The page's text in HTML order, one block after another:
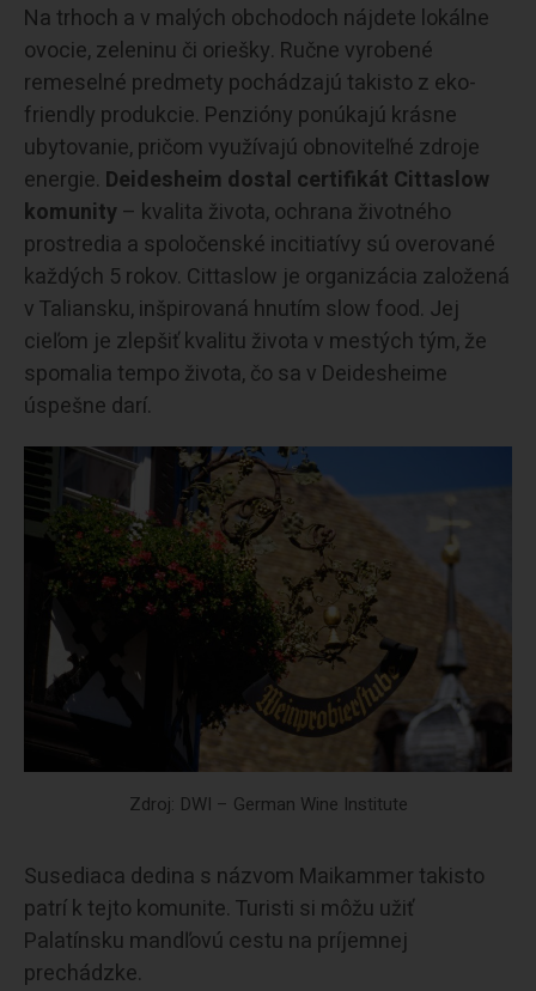
Na trhoch a v malých obchodoch nájdete lokálne
ovocie, zeleninu či oriešky. Ručne vyrobené
remeselné predmety pochádzajú takisto z eko-
friendly produkcie. Penzióny ponúkajú krásne
ubytovanie, pričom využívajú obnoviteľné zdroje
energie. Deidesheim dostal certifikát Cittaslow
komunity– kvalita života, ochrana životného
prostredia a spoločenské incitiatívy sú overované
každých 5 rokov. Cittaslow je organizácia založená
v Taliansku, inšpirovaná hnutím slow food. Jej
cieľom je zlepšiť kvalitu života v mestých tým, že
spomalia tempo života, čo sa v Deidesheime
úspešne darí.
Zdroj: DWI – German Wine Institute
Susediaca dedina s názvom Maikammer takisto
patrí k tejto komunite. Turisti si môžu užiť
Palatínsku mandľovú cestu na príjemnej
prechádzke.